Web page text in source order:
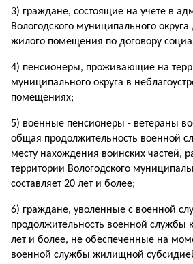
3) граждане, состоящие на учете в
Вологодского муниципального
жилого помещения по договору
4) пенсионеры, проживающие на
муниципального округа в
помещениях;
5) военные пенсионеры - ветераны
общая продолжительность военной
месту нахождения воинских частей,
территории Вологодского
составляет 20 лет и более;
6) граждане, уволенные с военной
продолжительность военной службы
лет и более, не обеспеченные на
военной службы жилищной